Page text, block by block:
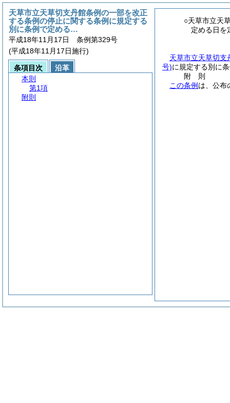
○天草市立天
定める日を
天草市立天草切支
号)に規定する別に
附 則
この条例 は、公布
天草市立天草切支丹館条例の一部を改正
する条例の停止に関する条例に規定する
別に条例で定める…
平成18年11月17日 条例第329号
(平成18年11月17日施行)
条項目次
沿革
本則
第1項
附則